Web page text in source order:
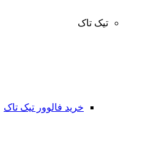
تیک تاک
خرید فالوور تیک تاک